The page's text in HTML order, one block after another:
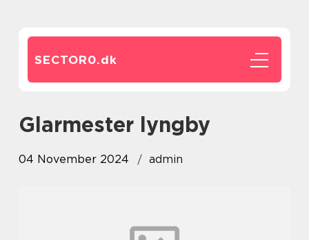
SECTOR0.dk
glarmester lyngby
04 November 2024 admin